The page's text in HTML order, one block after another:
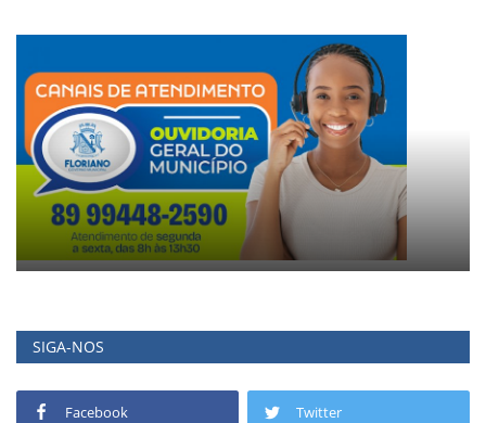
SIGA-NOS
Facebook Twitter